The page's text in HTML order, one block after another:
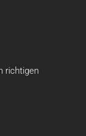
richtigen